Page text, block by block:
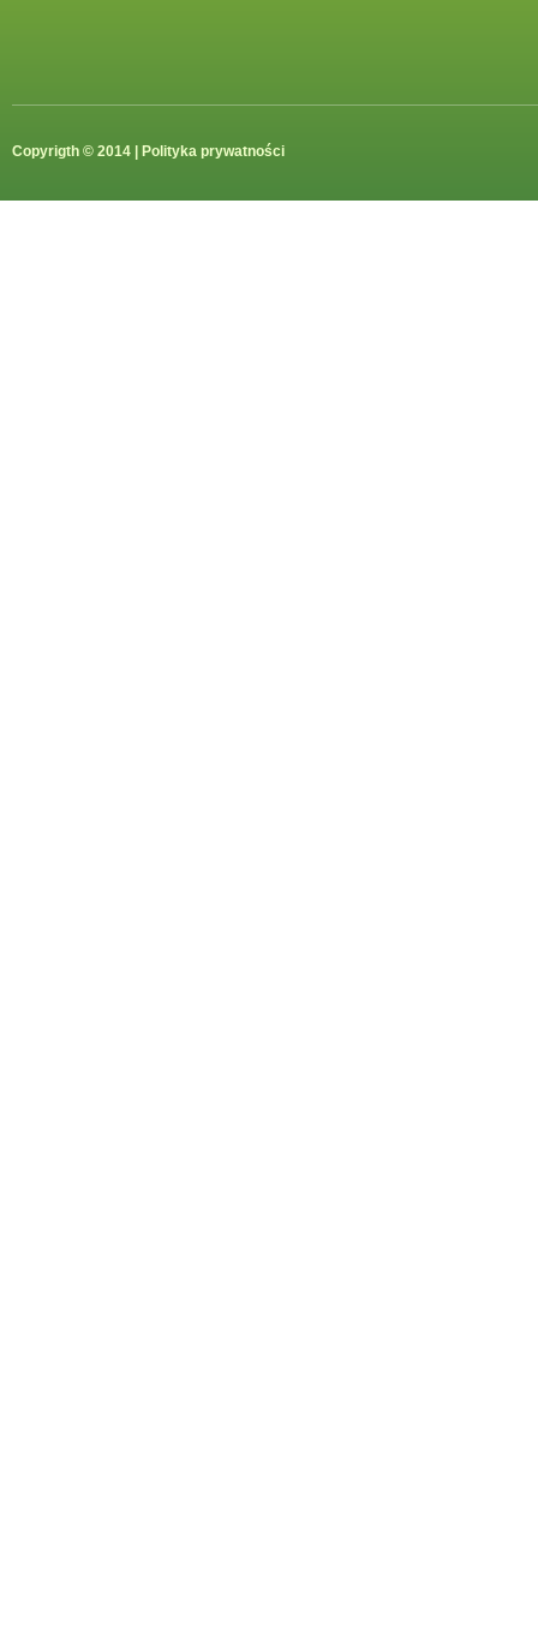
Copyrigth © 2014 | Polityka prywatności